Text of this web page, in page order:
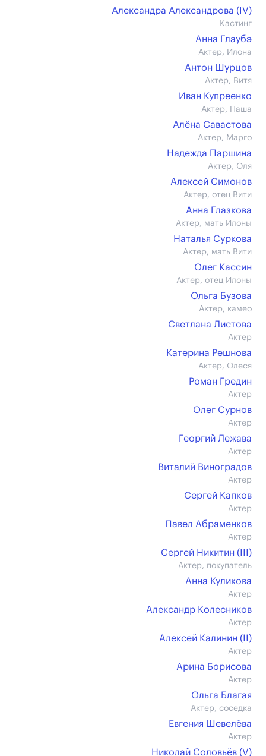
Александра Александрова (IV)
Кастинг
Анна Глаубэ
Актер, Илона
Антон Шурцов
Актер, Витя
Иван Купреенко
Актер, Паша
Алёна Савастова
Актер, Марго
Надежда Паршина
Актер, Оля
Алексей Симонов
Актер, отец Вити
Анна Глазкова
Актер, мать Илоны
Наталья Суркова
Актер, мать Вити
Олег Кассин
Актер, отец Илоны
Ольга Бузова
Актер, камео
Светлана Листова
Актер
Катерина Решнова
Актер, Олеся
Роман Гредин
Актер
Олег Сурнов
Актер
Георгий Лежава
Актер
Виталий Виноградов
Актер
Сергей Капков
Актер
Павел Абраменков
Актер
Сергей Никитин (III)
Актер, покупатель
Анна Куликова
Актер
Александр Колесников
Актер
Алексей Калинин (II)
Актер
Арина Борисова
Актер
Ольга Благая
Актер, соседка
Евгения Шевелёва
Актер
Николай Соловьёв (V)